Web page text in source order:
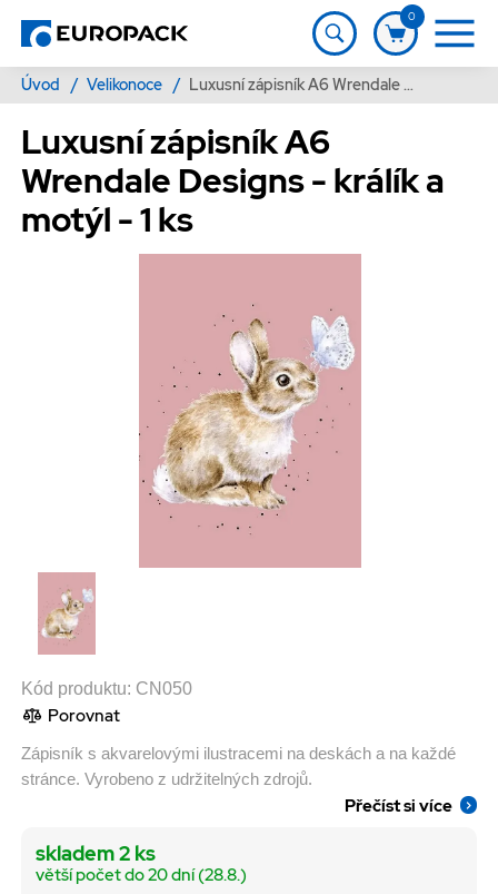
0
Úvod / Velikonoce / Luxusní zápisník A6 Wrendale Designs - králík a motýl - 1 ks
Luxusní zápisník A6
Wrendale Designs - králík a
motýl - 1 ks
Kód produktu: CN050
Porovnat
Zápisník s akvarelovými ilustracemi na deskách a na každé
stránce. Vyrobeno z udržitelných zdrojů.
Přečíst si více
skladem 2 ks
větší počet do 20 dní (28.8.)